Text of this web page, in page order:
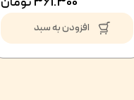
افزودن به سبد